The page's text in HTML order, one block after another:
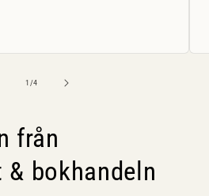
1 /av
4
från
bokhandeln